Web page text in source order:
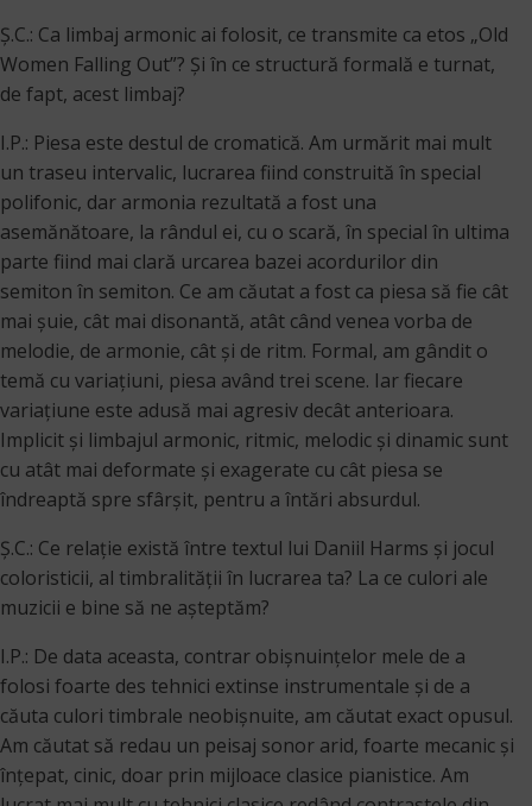
Ș.C.: Ca limbaj armonic ai folosit, ce transmite ca etos „Old
Women Falling Out”? Şi în ce structură formală e turnat,
de fapt, acest limbaj?
I.P.: Piesa este destul de cromatică. Am urmărit mai mult
un traseu intervalic, lucrarea fiind construită în special
polifonic, dar armonia rezultată a fost una
asemănătoare, la rândul ei, cu o scară, în special în ultima
parte fiind mai clară urcarea bazei acordurilor din
semiton în semiton. Ce am căutat a fost ca piesa să fie cât
mai şuie, cât mai disonantă, atât când venea vorba de
melodie, de armonie, cât și de ritm. Formal, am gândit o
temă cu variațiuni, piesa având trei scene. Iar fiecare
variațiune este adusă mai agresiv decât anterioara.
Implicit și limbajul armonic, ritmic, melodic și dinamic sunt
cu atât mai deformate și exagerate cu cât piesa se
îndreaptă spre sfârșit, pentru a întări absurdul.
Ș.C.: Ce relaţie există între textul lui Daniil Harms şi jocul
coloristicii, al timbralităţii în lucrarea ta? La ce culori ale
muzicii e bine să ne aşteptăm?
I.P.: De data aceasta, contrar obișnuințelor mele de a
folosi foarte des tehnici extinse instrumentale și de a
căuta culori timbrale neobișnuite, am căutat exact opusul.
Am căutat să redau un peisaj sonor arid, foarte mecanic și
înțepat, cinic, doar prin mijloace clasice pianistice. Am